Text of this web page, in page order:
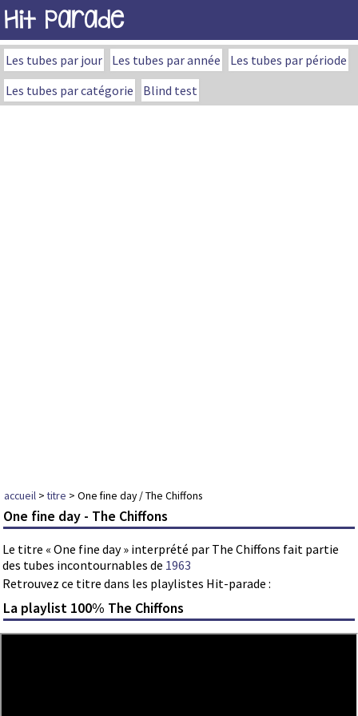
Hit Parade
Les tubes par jour Les tubes par année
Les tubes par période
Les tubes par catégorie
Blind test
accueil >titre > One fine day / The Chiffons
One fine day - The Chiffons
Le titre « One fine day » interprété par The Chiffons fait partie
des tubes incontournables de 1963
Retrouvez ce titre dans les playlistes Hit-parade :
La playlist 100% The Chiffons